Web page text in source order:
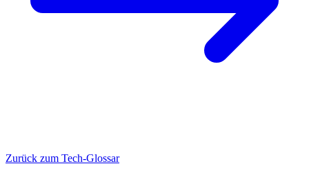
Zurück zum Tech-Glossar